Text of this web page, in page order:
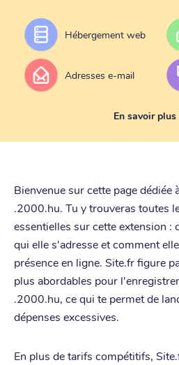
Hébergement web
Adresses e-mail
En savoir plus
Bienvenue sur cette page dédiée
.2000.hu. Tu y trouveras toutes
essentielles sur cette extension :
qui elle s'adresse et comment
présence en ligne. Site.fr figure
plus abordables pour
.2000.hu, ce qui te permet de
dépenses excessives.
En plus de tarifs compétitifs,